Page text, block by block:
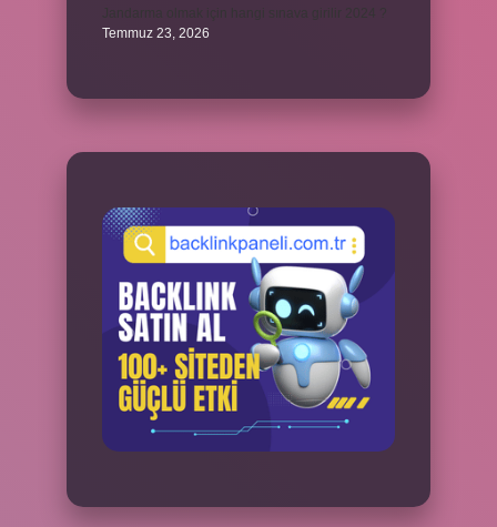
Temmuz 23, 2026